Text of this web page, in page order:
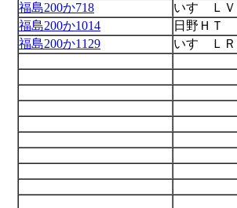
福島200か718
いすゞＬＶ
福島200か1014
日野ＨＴ
福島200か1129
いすゞＬＲ